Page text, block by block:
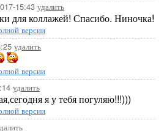
15:43 удалить
для коллажей! Спасибо. Ниночка!
версии
удалить
версии
удалить
я у тебя погуляю!!!)))
версии